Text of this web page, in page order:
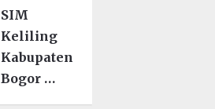
SIM
Keliling
Kabupaten
Bogor …